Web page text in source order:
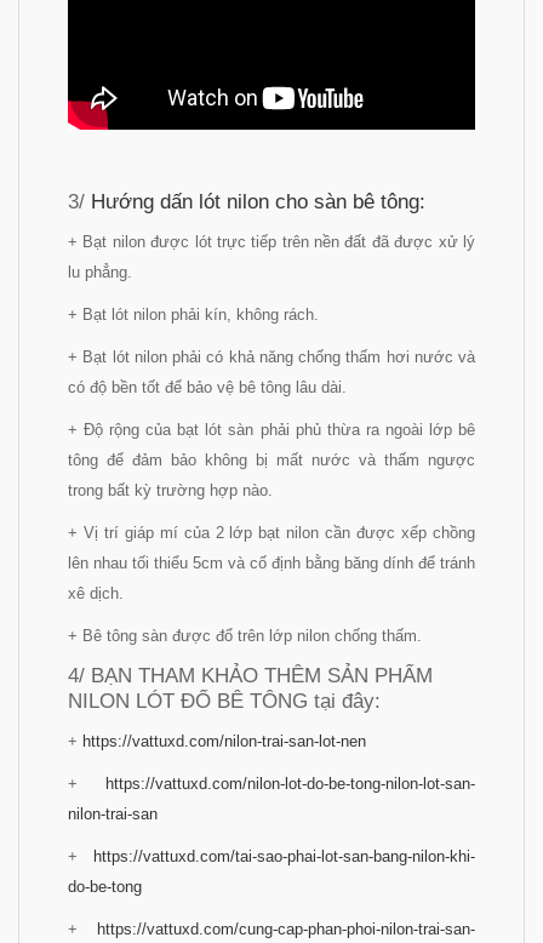
3/ Hướng dấn lót nilon cho sàn bê tông:
+ Bạt nilon được lót trực tiếp trên nền đất đã được xử lý
lu phẳng.
+ Bạt lót nilon phải kín, không rách.
+ Bạt lót nilon phải có khả năng chống thấm hơi nước và
có độ bền tốt để bảo vệ bê tông lâu dài.
+ Độ rộng của bạt lót sàn phải phủ thừa ra ngoài lớp bê
tông để đảm bảo không bị mất nước và thấm ngược
trong bất kỳ trường hợp nào.
+ Vị trí giáp mí của 2 lớp bạt nilon cần được xếp chồng
lên nhau tối thiểu 5cm và cố định bằng băng dính để tránh
xê dịch.
+ Bê tông sàn được đổ trên lớp nilon chống thấm.
4/ BẠN THAM KHẢO THÊM SẢN PHẨM
NILON LÓT ĐỔ BÊ TÔNG tại đây:
+ https://vattuxd.com/nilon-trai-san-lot-nen
+ https://vattuxd.com/nilon-lot-do-be-tong-nilon-lot-san-
nilon-trai-san
+ https://vattuxd.com/tai-sao-phai-lot-san-bang-nilon-khi-
do-be-tong
+ https://vattuxd.com/cung-cap-phan-phoi-nilon-trai-san-